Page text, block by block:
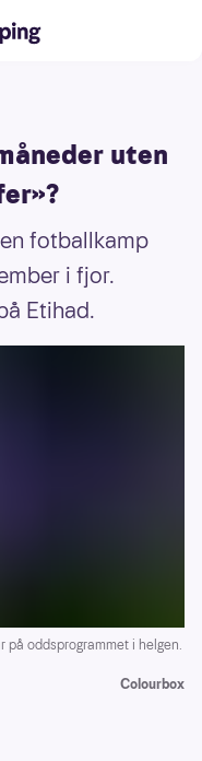
uten
fotballkamp
i fjor.
Etihad.
på oddsprogrammet i helgen.
Colourbox